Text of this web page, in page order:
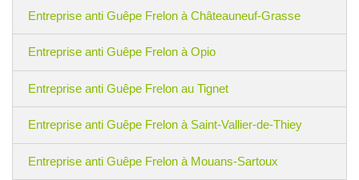
Entreprise anti Guêpe Frelon à Châteauneuf-Grasse
Entreprise anti Guêpe Frelon à Opio
Entreprise anti Guêpe Frelon au Tignet
Entreprise anti Guêpe Frelon à Saint-Vallier-de-Thiey
Entreprise anti Guêpe Frelon à Mouans-Sartoux